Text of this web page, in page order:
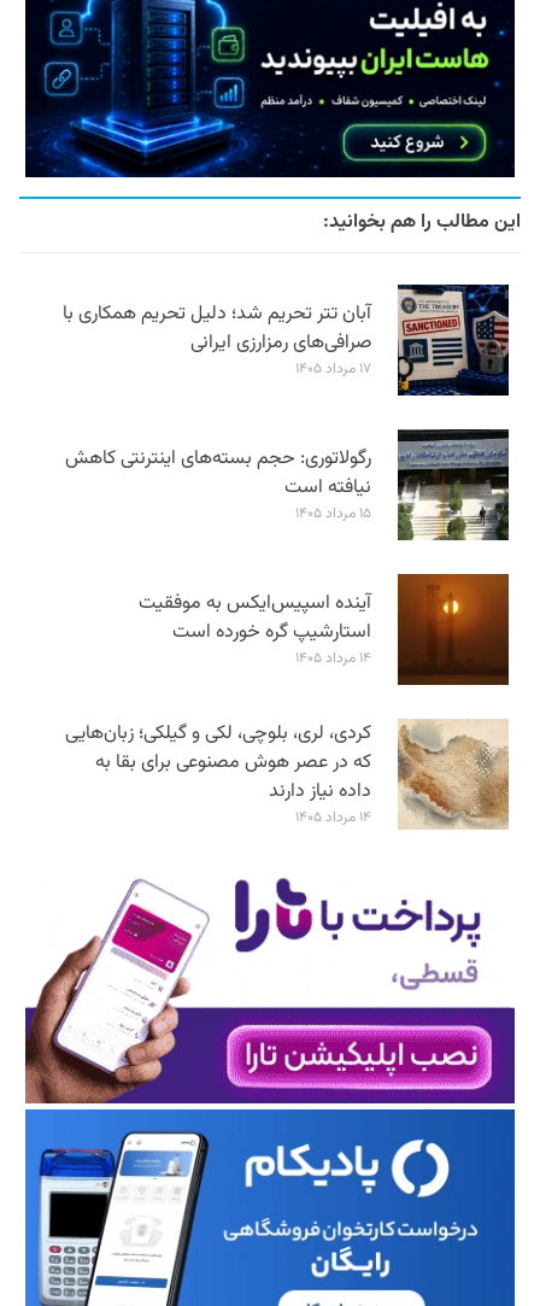
این مطالب را هم بخوانید:
آبان تتر تحریم شد؛ دلیل تحریم همکاری با
صرافی‌های رمزارزی ایرانی
۱۷ مرداد ۱۴۰۵
رگولاتوری: حجم بسته‌های اینترنتی کاهش
نیافته است
۱۵ مرداد ۱۴۰۵
آینده اسپیس‌ایکس به موفقیت
استارشیپ گره خورده است
۱۴ مرداد ۱۴۰۵
کردی، لری، بلوچی، لکی و گیلکی؛ زبان‌هایی
که در عصر هوش مصنوعی برای بقا به
داده نیاز دارند
۱۴ مرداد ۱۴۰۵